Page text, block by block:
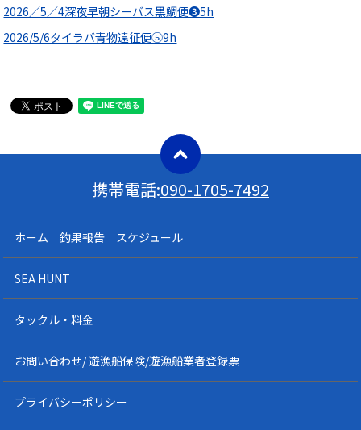
2026／5／4深夜早朝シーバス黒鯛便❸5h
2026/5/6タイラバ青物遠征便⑤9h
携帯電話:090-1705-7492
ホーム 釣果報告 スケジュール
SEA HUNT
タックル・料金
お問い合わせ/ 遊漁船保険/遊漁船業者登録票
プライバシーポリシー